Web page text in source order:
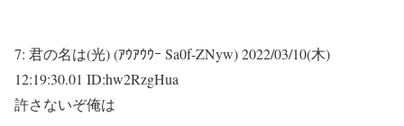
7: 君の名は(光) (ｱｳｱｳｳｰ Sa0f-ZNyw)2022/03/10(木)
12:19:30.01 ID:hw2RzgHua
許さないぞ俺は